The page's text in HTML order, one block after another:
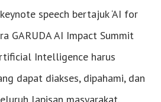
speech bertajuk ‘AI for
GARUDA AI Impact Summit
Intelligence harus
dapat diakses, dipahami, dan